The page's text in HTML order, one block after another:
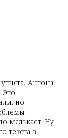
Антона
Это
но
мелькает. Ну
текста в